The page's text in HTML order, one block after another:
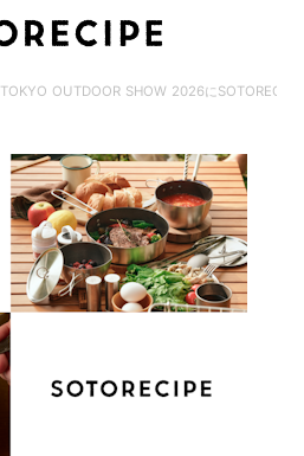
TOKYO OUTDOOR SHOW 2026に